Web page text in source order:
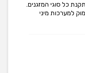
מאז 2013 לתיקון והתקנת כל סוגי המזגנים.
למערכות מיני